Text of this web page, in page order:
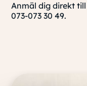
Anmäl dig direkt
073-073 30 49.